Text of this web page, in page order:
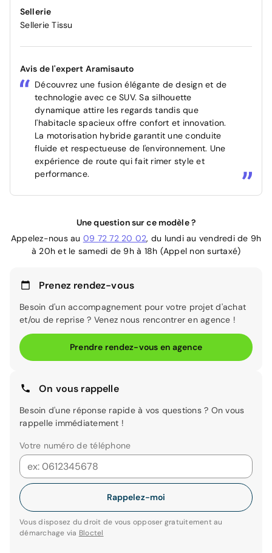
Sellerie
Sellerie Tissu
Avis de l'expert Aramisauto
Découvrez une fusion élégante de design et de
technologie avec ce SUV. Sa silhouette
dynamique attire les regards tandis que
l'habitacle spacieux offre confort et innovation.
La motorisation hybride garantit une conduite
fluide et respectueuse de l'environnement. Une
expérience de route qui fait rimer style et
performance.
Une question sur ce modèle ?
Appelez-nous au 09 72 72 20 02, du lundi au vendredi de 9h
à 20h et le samedi de 9h à 18h (Appel non surtaxé)
Prenez rendez-vous
Besoin d'un accompagnement pour votre projet d'achat
et/ou de reprise ? Venez nous rencontrer en agence !
Prendre rendez-vous en agence
On vous rappelle
Besoin d'une réponse rapide à vos questions ? On vous
rappelle immédiatement !
Votre numéro de téléphone
Rappelez-moi
Vous disposez du droit de vous opposer gratuitement au
démarchage via Bloctel